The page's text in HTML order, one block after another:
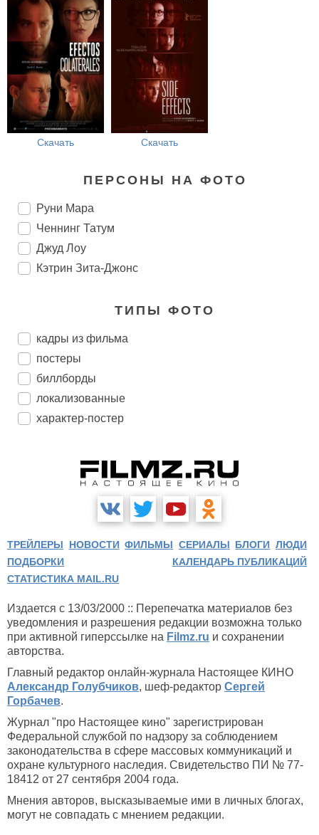
Скачать Скачать
ПЕРСОНЫ НА ФОТО
Руни Мара
Ченнинг Татум
Джуд Лоу
Кэтрин Зита-Джонс
ТИПЫ ФОТО
кадры из фильма
постеры
биллборды
локализованные
характер-постер
ТРЕЙЛЕРЫ НОВОСТИ ФИЛЬМЫ СЕРИАЛЫ БЛОГИ ЛЮДИ
ПОДБОРКИ
КАЛЕНДАРЬ ПУБЛИКАЦИЙ
СТАТИСТИКА MAIL.RU
Издается с 13/03/2000 :: Перепечатка материалов без
уведомления и разрешения редакции возможна только
при активной гиперссылке на Filmz.ru и сохранении
авторства.
Главный редактор онлайн-журнала Настоящее КИНО
Александр Голубчиков, шеф-редактор Сергей
Горбачев.
Журнал "про Настоящее кино" зарегистрирован
Федеральной службой по надзору за соблюдением
законодательства в сфере массовых коммуникаций и
охране культурного наследия. Свидетельство ПИ № 77-
18412 от 27 сентября 2004 года.
Мнения авторов, высказываемые ими в личных блогах,
могут не совпадать с мнением редакции.